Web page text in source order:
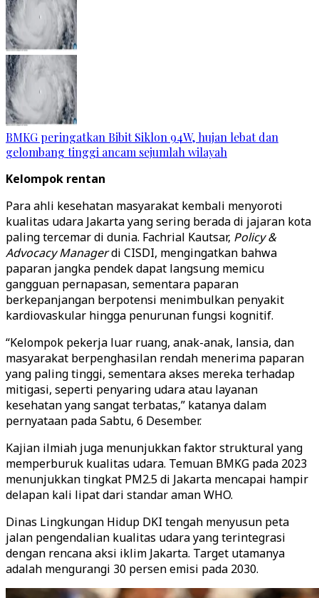
BMKG peringatkan Bibit Siklon 94W, hujan lebat dan
gelombang tinggi ancam sejumlah wilayah
Kelompok rentan
Para ahli kesehatan masyarakat kembali menyoroti
kualitas udara Jakarta yang sering berada di jajaran kota
paling tercemar di dunia. Fachrial Kautsar, Policy &
Advocacy Managerdi CISDI, mengingatkan bahwa
paparan jangka pendek dapat langsung memicu
gangguan pernapasan, sementara paparan
berkepanjangan berpotensi menimbulkan penyakit
kardiovaskular hingga penurunan fungsi kognitif.
“Kelompok pekerja luar ruang, anak-anak, lansia, dan
masyarakat berpenghasilan rendah menerima paparan
yang paling tinggi, sementara akses mereka terhadap
mitigasi, seperti penyaring udara atau layanan
kesehatan yang sangat terbatas,” katanya dalam
pernyataan pada Sabtu, 6 Desember.
Kajian ilmiah juga menunjukkan faktor struktural yang
memperburuk kualitas udara. Temuan BMKG pada 2023
menunjukkan tingkat PM2.5 di Jakarta mencapai hampir
delapan kali lipat dari standar aman WHO.
Dinas Lingkungan Hidup DKI tengah menyusun peta
jalan pengendalian kualitas udara yang terintegrasi
dengan rencana aksi iklim Jakarta. Target utamanya
adalah mengurangi 30 persen emisi pada 2030.